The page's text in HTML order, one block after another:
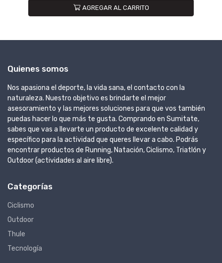
AGREGAR AL CARRITO
Quienes somos
Nos apasiona el deporte, la vida sana, el contacto con la
naturaleza. Nuestro objetivo es brindarte el mejor
asesoramiento y las mejores soluciones para que vos también
puedas hacer lo que más te gusta. Comprando en Sumitate,
sabes que vas a llevarte un producto de excelente calidad y
específico para la actividad que queres llevar a cabo. Podrás
encontrar productos de Running, Natación, Ciclismo, Triatlón y
Outdoor (actividades al aire libre).
Categorías
Ciclismo
Outdoor
Thule
Tecnología